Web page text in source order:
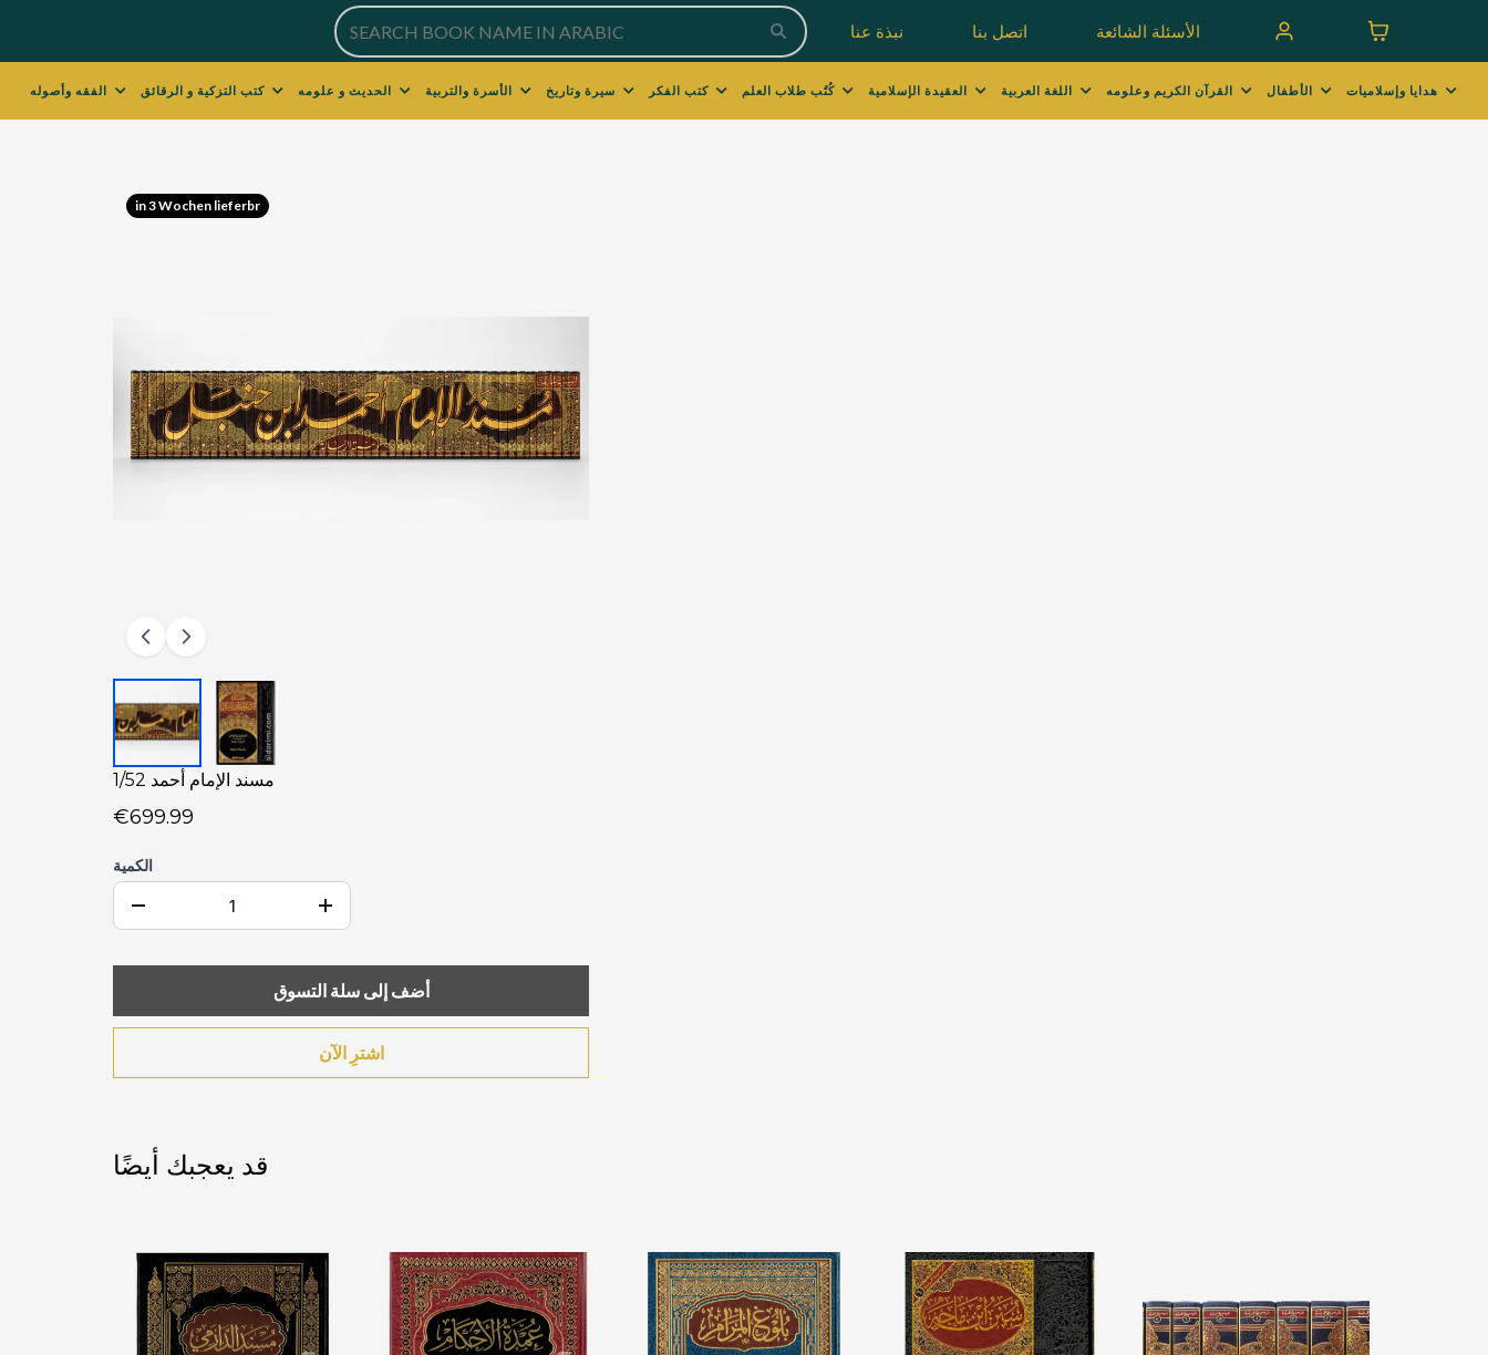
نبذة عنا اتصل بنا الأسئلة الشائعة
in 3 Wochen lieferbr
مسند الإمام أحمد 1/52
€699.99
الكمية
أضف إلى سلة التسوق
اشترِ الآن
قد يعجبك أيضًا